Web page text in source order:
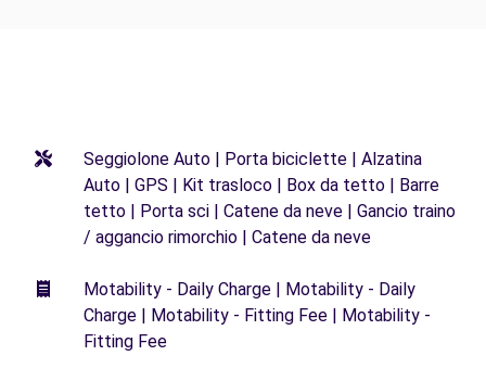
Seggiolone Auto | Porta biciclette | Alzatina
Auto | GPS | Kit trasloco | Box da tetto | Barre
tetto | Porta sci | Catene da neve | Gancio traino
/ aggancio rimorchio | Catene da neve
Motability - Daily Charge | Motability - Daily
Charge | Motability - Fitting Fee | Motability -
Fitting Fee